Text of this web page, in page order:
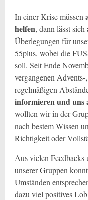
In einer Krise müssen
helfen, dann lässt sich
Überlegungen für
55plus, wobei die
soll. Seit Ende
vergangenen
regelmäßigen
informieren und uns
wollten wir in der
nach bestem Wissen
Richtigkeit oder
Aus vielen Feedbacks
unserer Gruppen
Umständen
dazu viel positives